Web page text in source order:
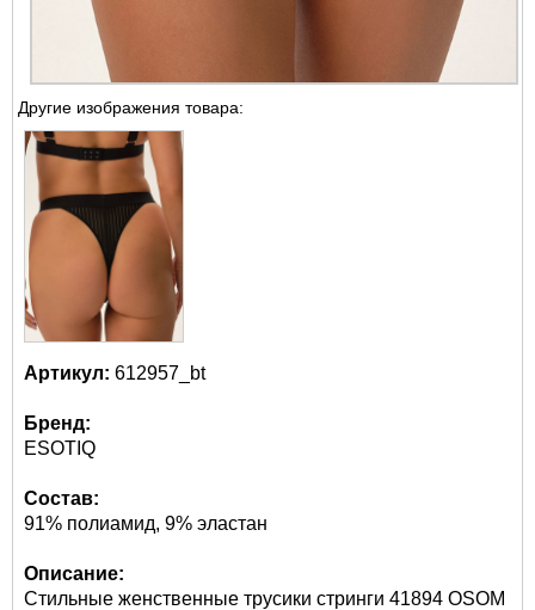
Другие изображения товара:
Артикул: 612957_bt
Бренд:
ESOTIQ
Состав:
91% полиамид, 9% эластан
Описание:
Стильные женственные трусики стринги 41894 OSOM